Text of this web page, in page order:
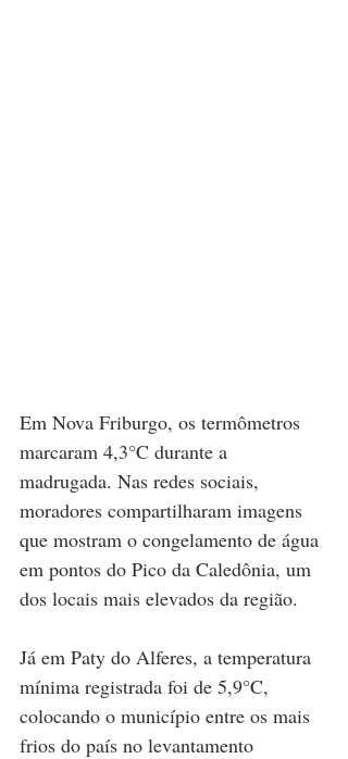
Em Nova Friburgo, os termômetros
marcaram 4,3°C durante a
madrugada. Nas redes sociais,
moradores compartilharam imagens
que mostram o congelamento de água
em pontos do Pico da Caledônia, um
dos locais mais elevados da região.
Já em Paty do Alferes, a temperatura
mínima registrada foi de 5,9°C,
colocando o município entre os mais
frios do país no levantamento